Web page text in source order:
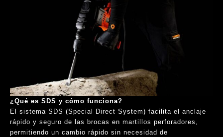
¿Qué es SDS y cómo funciona?
El sistema SDS (Special Direct System) facilita el anclaje
rápido y seguro de las brocas en martillos perforadores,
permitiendo un cambio rápido sin necesidad de